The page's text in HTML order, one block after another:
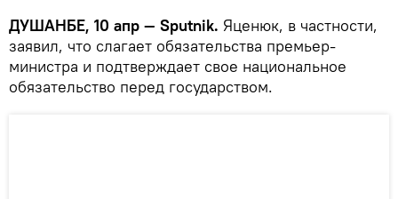
ДУШАНБЕ, 10 апр — Sputnik. Яценюк, в частности,
заявил, что слагает обязательства премьер-
министра и подтверждает свое национальное
обязательство перед государством.